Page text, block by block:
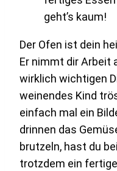
Der Ofen ist dein
Er nimmt dir Arbeit
wirklich wichtigen
weinendes Kind
einfach mal ein
drinnen das
brutzeln, hast du
trotzdem ein